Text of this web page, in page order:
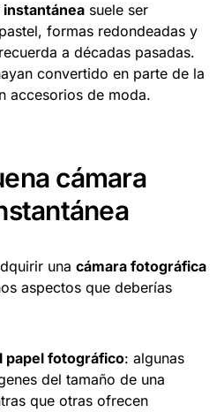
instantánea suele ser
formas redondeadas y
a décadas pasadas.
convertido en parte de la
accesorios de moda.
cámara
una cámara fotográfica
aspectos que deberías
papel fotográfico: algunas
del tamaño de una
que otras ofrecen